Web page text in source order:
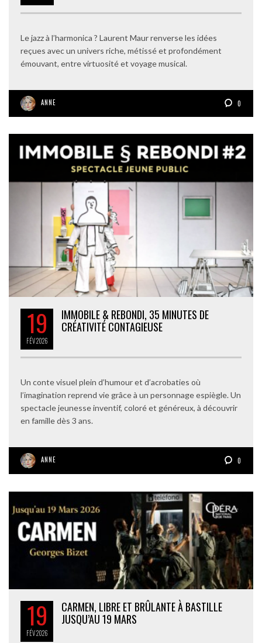
Le jazz à l’harmonica ? Laurent Maur renverse les idées
reçues avec un univers riche, métissé et profondément
émouvant, entre virtuosité et voyage musical.
ANNE 0
19
FÉV2026
IMMOBILE & REBONDI, 35 MINUTES DE
CRÉATIVITÉ CONTAGIEUSE
Un conte visuel plein d’humour et d’acrobaties où
l’imagination reprend vie grâce à un personnage espiègle. Un
spectacle jeunesse inventif, coloré et généreux, à découvrir
en famille dès 3 ans.
ANNE 0
19
FÉV2026
CARMEN, LIBRE ET BRÛLANTE À BASTILLE
JUSQU’AU 19 MARS